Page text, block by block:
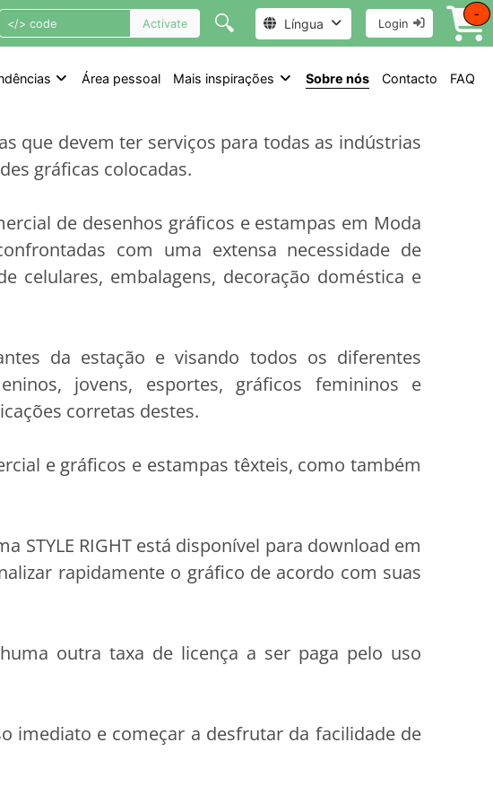
Activate 🔍 Língua Login
-
Área pessoal Mais inspirações Sobre nós Contacto FAQ
que devem ter serviços para todas as indústrias
gráficas colocadas.
de desenhos gráficos e estampas em Moda
com uma extensa necessidade de
celulares, embalagens, decoração doméstica e
da estação e visando todos os diferentes
jovens, esportes, gráficos femininos e
corretas destes.
e gráficos e estampas têxteis, como também
STYLE RIGHT está disponível para download em
rapidamente o gráfico de acordo com suas
outra taxa de licença a ser paga pelo uso
imediato e começar a desfrutar da facilidade de